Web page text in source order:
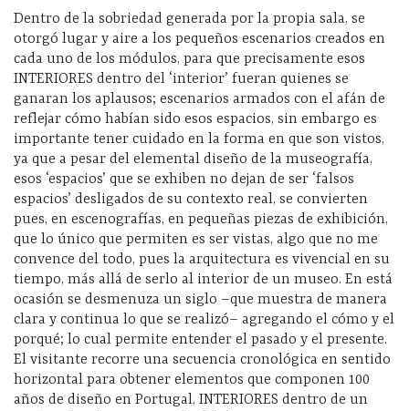
Dentro de la sobriedad generada por la propia sala, se
otorgó lugar y aire a los pequeños escenarios creados en
cada uno de los módulos, para que precisamente esos
INTERIORES dentro del ‘interior’ fueran quienes se
ganaran los aplausos; escenarios armados con el afán de
reflejar cómo habían sido esos espacios, sin embargo es
importante tener cuidado en la forma en que son vistos,
ya que a pesar del elemental diseño de la museografía,
esos ‘espacios’ que se exhiben no dejan de ser ‘falsos
espacios’ desligados de su contexto real, se convierten
pues, en escenografías, en pequeñas piezas de exhibición,
que lo único que permiten es ser vistas, algo que no me
convence del todo, pues la arquitectura es vivencial en su
tiempo, más allá de serlo al interior de un museo. En está
ocasión se desmenuza un siglo –que muestra de manera
clara y continua lo que se realizó– agregando el cómo y el
porqué; lo cual permite entender el pasado y el presente.
El visitante recorre una secuencia cronológica en sentido
horizontal para obtener elementos que componen 100
años de diseño en Portugal, INTERIORES dentro de un